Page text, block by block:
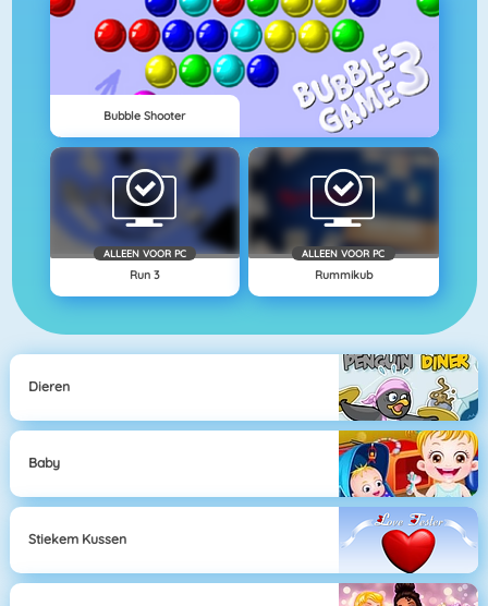
Bubble Shooter
ALLEEN VOOR PC
Run 3
ALLEEN VOOR PC
Rummikub
Dieren
Baby
Stiekem Kussen